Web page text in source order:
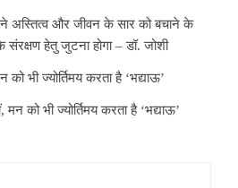
अस्तित्व और जीवन के सार को बचाने के
हेतु जुटना होगा – डॉ. जोशी
को भी ज्योर्तिमय करता है ‘भद्याऊ’
मन को भी ज्योर्तिमय करता है ‘भद्याऊ’